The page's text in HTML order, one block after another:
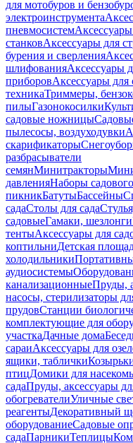
для мотобуров и
электроинструмента
пневмосистем
станковАксессуары для
бурения и сверления
шлифованияАксессуары
приборовАксессуары для
техникаТриммеры,
пилыГазонокосилки
садовые ножницы
пылесосы, воздуходувки
скарификаторы
разбрасыватели
семянМинитракторы
давленияНаборы
пикникБатутыБассейны
садаСтолы для сада
садовыеГамаки, шезлонги
тентыАксессуары для
коптильниДетская
холодильники
аудиосистемы
канализационныеПруды,
насосы, стерилизаторы
прудовСтанции
комплектующие для
участкаДачные дома
сараиАксессуары для
ящики, таблички
птицДомики для
садаПруды, аксессуары
обогревателиУличные
реагентыДекоративный
оборудованиеСадовые
садаПарникиТеплицы